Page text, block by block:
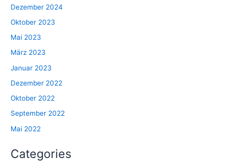
Dezember 2024
Oktober 2023
Mai 2023
März 2023
Januar 2023
Dezember 2022
Oktober 2022
September 2022
Mai 2022
Categories